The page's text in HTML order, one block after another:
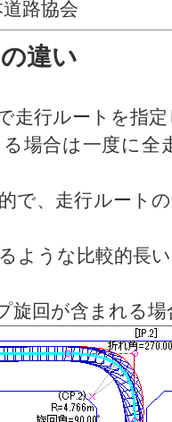
路協会
違い
走行ルートを指
る場合は一度に
で、走行ルート
ような比較的長
旋回が含まれる